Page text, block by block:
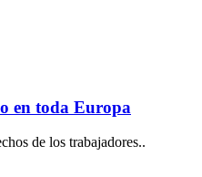
en toda Europa
de los trabajadores..